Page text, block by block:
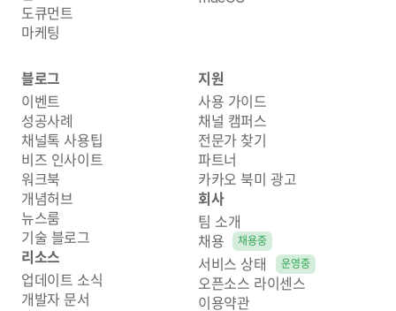
도큐먼트
마케팅
블로그
이벤트
성공사례
채널톡 사용팁
비즈 인사이트
워크북
개념허브
뉴스룸
기술 블로그
리소스
업데이트 소식
개발자 문서
지원
사용 가이드
채널 캠퍼스
전문가 찾기
파트너
카카오 북미 광고
회사
팀 소개
채용
채용중
서비스 상태 운영중
오픈소스 라이센스
이용약관